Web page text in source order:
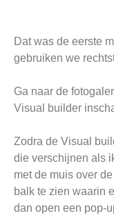
Dat was de eerste
gebruiken we
Ga naar de
Visual builder
Zodra de Visual
die verschijnen als
met de muis over
balk te zien waarin
dan open een pop-